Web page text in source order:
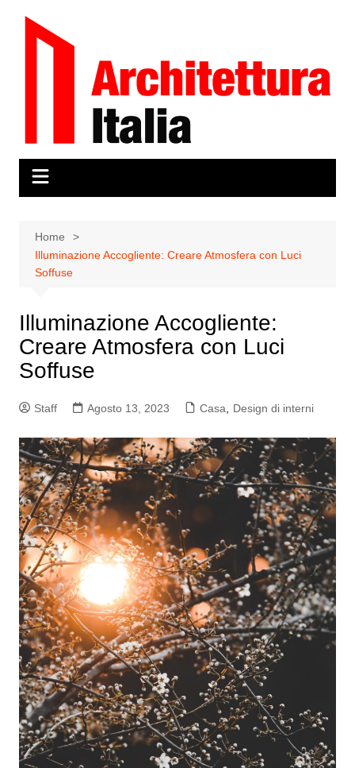
contenuto
Home
Illuminazione Accogliente: Creare Atmosfera con Luci
Soffuse
Illuminazione Accogliente:
Creare Atmosfera con Luci
Soffuse
Staff Agosto 13, 2023 Casa Design di interni